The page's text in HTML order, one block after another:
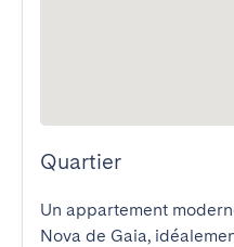
Quartier
Un appartement
Nova de Gaia,